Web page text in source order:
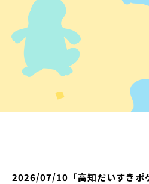
2026/07/10 「高知だいすき